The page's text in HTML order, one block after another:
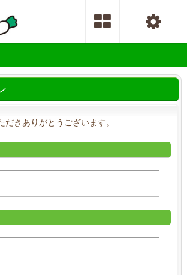
だきありがとうございます。